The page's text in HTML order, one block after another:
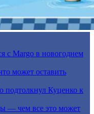
с Margo в новогоднем
может оставить
подтолкнул Куценко к
— чем все это может